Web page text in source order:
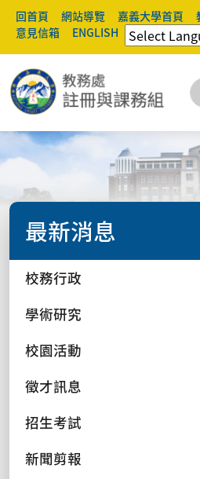
回首頁 網站導覽 嘉義大學首頁
意見信箱
ENGLISH
最新消息
校務行政
學術研究
校園活動
徵才訊息
招生考試
新聞剪報